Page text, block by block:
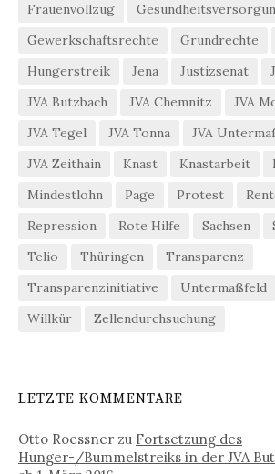
Frauenvollzug
Gewerkschaftsrechte
Grundrechte
Hungerstreik
Jena Justizsenat
JVA Butzbach
JVA Chemnitz
JVA
JVA Tegel
JVA Tonna
JVA
JVA Zeithain
Knast Knastarbeit
Mindestlohn
Page Protest
Repression
Rote Hilfe Sachsen
Telio
Thüringen
Transparenz
Transparenzinitiative
Untermaßfeld
Willkür
Zellendurchsuchung
LETZTE KOMMENTARE
Otto Roessner zu Fortsetzung des
Hunger-/Bummelstreiks in der JVA